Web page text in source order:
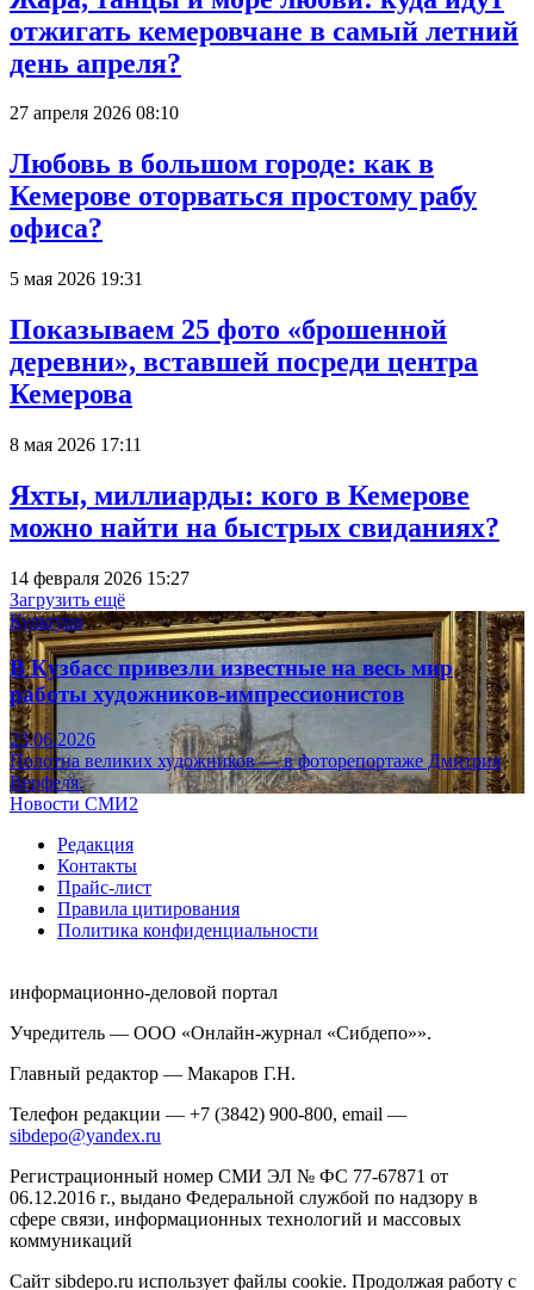
отжигать кемеровчане в самый летний
день апреля?
27 апреля 2026 08:10
Любовь в большом городе: как в
Кемерове оторваться простому рабу
офиса?
5 мая 2026 19:31
Показываем 25 фото «брошенной
деревни», вставшей посреди центра
Кемерова
8 мая 2026 17:11
Яхты, миллиарды: кого в Кемерове
можно найти на быстрых свиданиях?
14 февраля 2026 15:27
Загрузить ещё
Культура
В Кузбасс привезли известные на весь мир
работы художников-импрессионистов
23.06.2026
Полотна великих художников — в фоторепортаже Дмитрия
Верфеля.
Новости СМИ2
Редакция
Контакты
Прайс-лист
Правила цитирования
Политика конфиденциальности
информационно-деловой портал
Учредитель — ООО «Онлайн-журнал «Сибдепо»».
Главный редактор — Макаров Г.Н.
Телефон редакции — +7 (3842) 900-800, email —
sibdepo@yandex.ru
Регистрационный номер СМИ ЭЛ № ФС 77-67871 от
06.12.2016 г., выдано Федеральной службой по надзору в
сфере связи, информационных технологий и массовых
коммуникаций
Сайт sibdepo.ru использует файлы cookie. Продолжая работу с